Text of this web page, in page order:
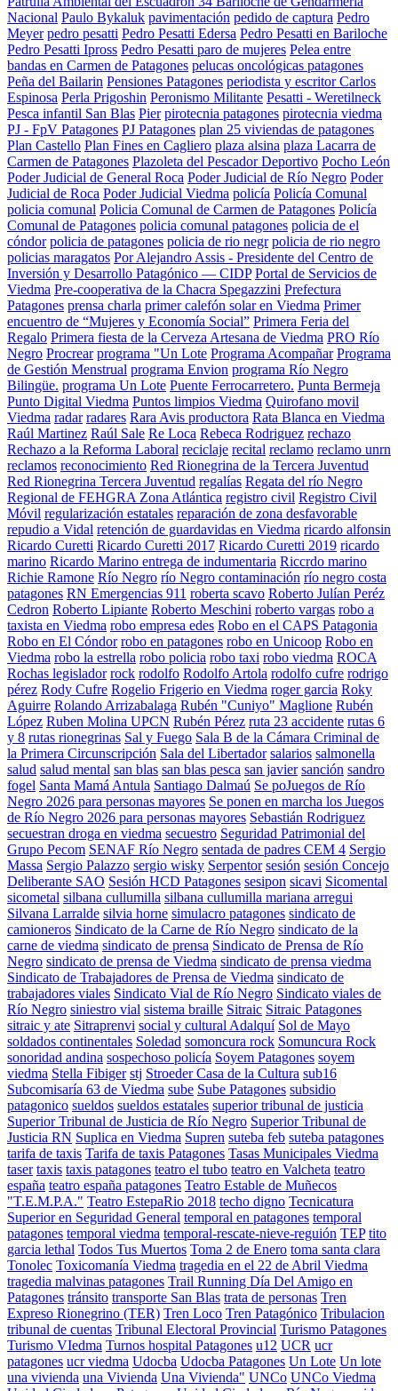
Nacional Paulo Bykaluk pavimentación pedido de captura Pedro
Meyer pedro pesatti Pedro Pesatti Edersa Pedro Pesatti en Bariloche
Pedro Pesatti Ipross Pedro Pesatti paro de mujeres Pelea entre
bandas en Carmen de Patagones pelucas oncológicas patagones
Peña del Bailarin Pensiones Patagones periodista y escritor Carlos
Espinosa Perla Prigoshin Peronismo Militante Pesatti - Weretilneck
Pesca infantil San Blas Pier pirotecnia patagones pirotecnia viedma
PJ - FpV Patagones PJ Patagones plan 25 viviendas de patagones
Plan Castello Plan Fines en Cagliero plaza alsina plaza Lacarra de
Carmen de Patagones Plazoleta del Pescador Deportivo Pocho León
Poder Judicial de General Roca Poder Judicial de Río Negro Poder
Judicial de Roca Poder Judicial Viedma policía Policía Comunal
policia comunal Policia Comunal de Carmen de Patagones Policía
Comunal de Patagones policia comunal patagones policia de el
cóndor policia de patagones policia de rio negr policia de rio negro
policias maragatos Por Alejandro Assis - Presidente del Centro de
Inversión y Desarrollo Patagónico — CIDP Portal de Servicios de
Viedma Pre-cooperativa de la Chacra Spegazzini Prefectura
Patagones prensa charla primer calefón solar en Viedma Primer
encuentro de “Mujeres y Economía Social” Primera Feria del
Regalo Primera fiesta de la Cerveza Artesana de Viedma PRO Río
Negro Procrear programa "Un Lote Programa Acompañar Programa
de Gestión Menstrual programa Envion programa Río Negro
Bilingüe. programa Un Lote Puente Ferrocarretero. Punta Bermeja
Punto Digital Viedma Puntos limpios Viedma Quirofano movil
Viedma radar radares Rara Avis productora Rata Blanca en Viedma
Raúl Martinez Raúl Sale Re Loca Rebeca Rodriguez rechazo
Rechazo a la Reforma Laboral reciclaje recital reclamo reclamo unrn
reclamos reconocimiento Red Rionegrina de la Tercera Juventud
Red Rionegrina Tercera Juventud regalías Regata del río Negro
Regional de FEHGRA Zona Atlántica registro civil Registro Civil
Móvil regularización estatales reparación de zona desfavorable
repudio a Vidal retención de guardavidas en Viedma ricardo alfonsin
Ricardo Curetti Ricardo Curetti 2017 Ricardo Curetti 2019 ricardo
marino Ricardo Marino entrega de indumentaria Riccrdo marino
Richie Ramone Río Negro río Negro contaminación río negro costa
patagones RN Emergencias 911 roberta scavo Roberto Julían Peréz
Cedron Roberto Lipiante Roberto Meschini roberto vargas robo a
taxista en Viedma robo empresa edes Robo en el CAPS Patagonia
Robo en El Cóndor robo en patagones robo en Unicoop Robo en
Viedma robo la estrella robo policia robo taxi robo viedma ROCA
Rochas legislador rock rodolfo Rodolfo Artola rodolfo cufre rodrigo
pérez Rody Cufre Rogelio Frigerio en Viedma roger garcia Roky
Aguirre Rolando Arrizabalaga Rubén "Cuniyo" Maglione Rubén
López Ruben Molina UPCN Rubén Pérez ruta 23 accidente rutas 6
y 8 rutas rionegrinas Sal y Fuego Sala B de la Cámara Criminal de
la Primera Circunscripción Sala del Libertador salarios salmonella
salud salud mental san blas san blas pesca san javier sanción sandro
fogel Santa Mamá Antula Santiago Dalmaú Se poJuegos de Río
Negro 2026 para personas mayores Se ponen en marcha los Juegos
de Río Negro 2026 para personas mayores Sebastián Rodriguez
secuestran droga en viedma secuestro Seguridad Patrimonial del
Grupo Pecom SENAF Río Negro sentada de padres CEM 4 Sergio
Massa Sergio Palazzo sergio wisky Serpentor sesión sesión Concejo
Deliberante SAO Sesión HCD Patagones sesipon sicavi Sicomental
sicometal silbana cullumilla silbana cullumilla mariana arregui
Silvana Larralde silvia horne simulacro patagones sindicato de
camioneros Sindicato de la Carne de Río Negro sindicato de la
carne de viedma sindicato de prensa Sindicato de Prensa de Río
Negro sindicato de prensa de Viedma sindicato de prensa viedma
Sindicato de Trabajadores de Prensa de Viedma sindicato de
trabajadores viales Sindicato Vial de Río Negro Sindicato viales de
Río Negro siniestro vial sistema braille Sitraic Sitraic Patagones
sitraic y ate Sitraprenvi social y cultural Adalquí Sol de Mayo
soldados continentales Soledad somoncura rock Somuncura Rock
sonoridad andina sospechoso policía Soyem Patagones soyem
viedma Stella Fibiger stj Stroeder Casa de la Cultura sub16
Subcomisaría 63 de Viedma sube Sube Patagones subsidio
patagonico sueldos sueldos estatales superior tribunal de justicia
Superior Tribunal de Justicia de Río Negro Superior Tribunal de
Justicia RN Suplica en Viedma Supren suteba feb suteba patagones
tarifa de taxis Tarifa de taxis Patagones Tasas Municipales Viedma
taser taxis taxis patagones teatro el tubo teatro en Valcheta teatro
españa teatro españa patagones Teatro Estable de Muñecos
"T.E.M.P.A." Teatro EstepaRio 2018 techo digno Tecnicatura
Superior en Seguridad General temporal en patagones temporal
patagones temporal viedma temporal-rescate-nieve-reguión TEP tito
garcia lethal Todos Tus Muertos Toma 2 de Enero toma santa clara
Tonolec Toxicomanía Viedma tragedia en el 22 de Abril Viedma
tragedia malvinas patagones Trail Running Día Del Amigo en
Patagones tránsito transporte San Blas trata de personas Tren
Expreso Rionegrino (TER) Tren Loco Tren Patagónico Tribulacion
tribunal de cuentas Tribunal Electoral Provincial Turismo Patagones
Turismo VIedma Turnos hospital Patagones u12 UCR ucr
patagones ucr viedma Udocba Udocba Patagones Un Lote Un lote
una vivienda una Vivienda Una Vivienda" UNCo UNCo Viedma